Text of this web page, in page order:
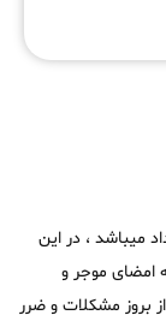
میباشد ، در این
امضای موجر و
بروز مشکلات و ضرر